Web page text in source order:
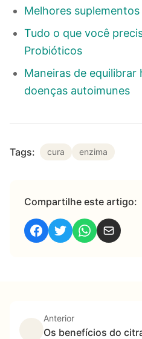
Melhores
Tudo o que você
Probióticos
Maneiras de
doenças autoimunes
Tags: cura enzima
Compartilhe este artigo:
Anterior